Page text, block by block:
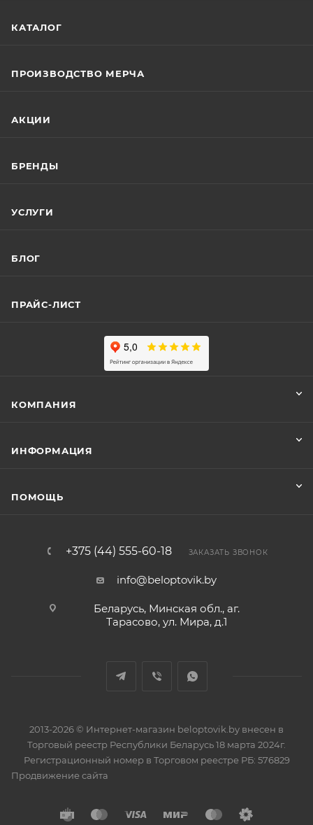
КАТАЛОГ
ПРОИЗВОДСТВО МЕРЧА
АКЦИИ
БРЕНДЫ
УСЛУГИ
БЛОГ
ПРАЙС-ЛИСТ
КОМПАНИЯ
ИНФОРМАЦИЯ
ПОМОЩЬ
+375 (44) 555-60-18 ЗАКАЗАТЬ ЗВОНОК
info@beloptovik.by
Беларусь, Минская обл., аг.
Тарасово, ул. Мира, д.1
2013-2026 © Интернет-магазин beloptovik.by внесен в
Торговый реестр Республики Беларусь 18 марта 2024г.
Регистрационный номер в Торговом реестре РБ: 576829
Продвижение сайта